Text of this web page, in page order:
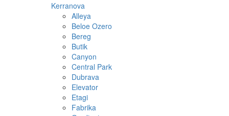
Kerranova
Alleya
Beloe Ozero
Bereg
Butik
Canyon
Central Park
Dubrava
Elevator
Etagi
Fabrika